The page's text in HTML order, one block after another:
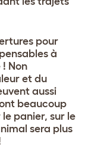
pour
à
Non
et du
aussi
beaucoup
panier, sur le
sera plus